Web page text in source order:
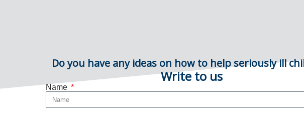
Do you have any ideas on how to help seriously ill
Write to us
Name